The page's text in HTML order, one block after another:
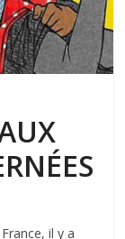
il y a